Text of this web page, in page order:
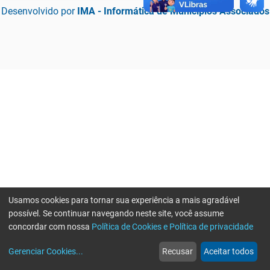
Desenvolvido por IMA - Informática de Municípios Associados
web
Notícias
more_horiz
Mais
Usamos cookies para tornar sua experiência a mais agradável
possível. Se continuar navegando neste site, você assume
concordar com nossa Política de Cookies e Política de privacidade
Gerenciar Cookies... Recusar Aceitar todos
Erro ao enviar informações, por favor tente novamente